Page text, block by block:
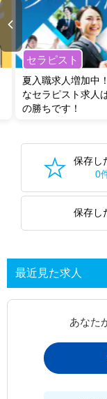
セラピスト
夏入職求人増加中
なセラピスト求人
の勝ちです！
保存し
0
保存し
最近見た求人
あなた